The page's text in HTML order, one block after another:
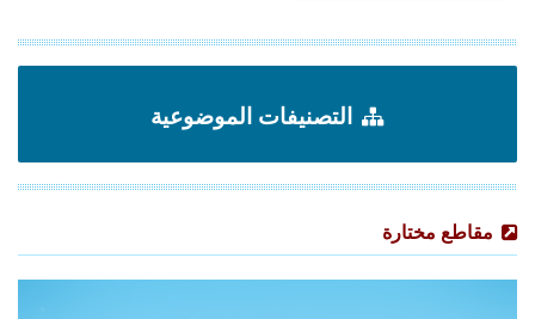
التصنيفات الموضوعية
مقاطع مختارة